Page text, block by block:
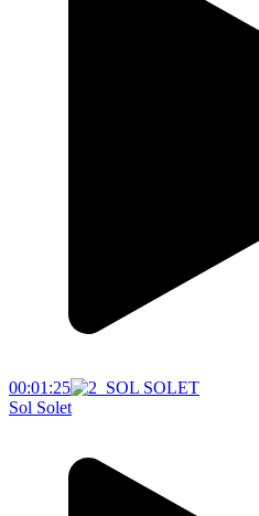
00:01:25
Sol Solet